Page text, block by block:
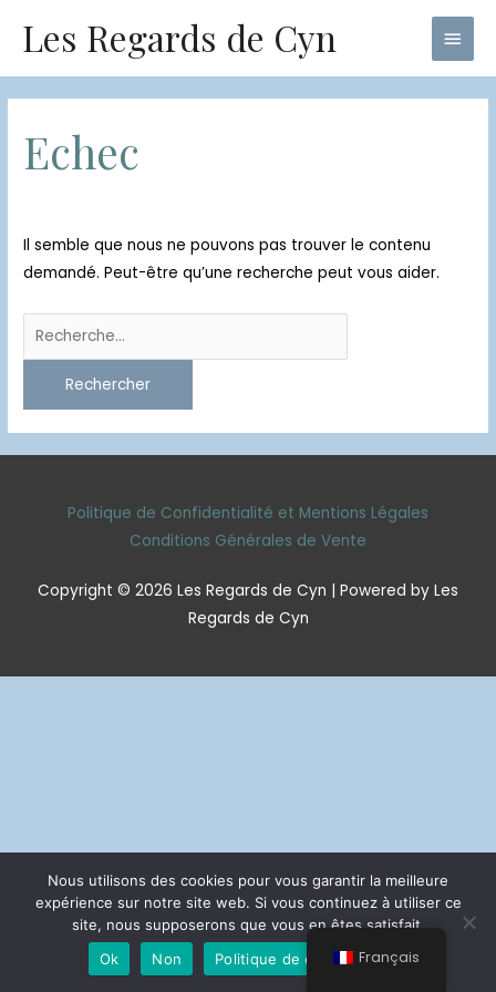
Les Regards de Cyn
Echec
Il semble que nous ne pouvons pas trouver le contenu
demandé. Peut-être qu’une recherche peut vous aider.
Politique de Confidentialité et Mentions Légales
Conditions Générales de Vente
Copyright © 2026 Les Regards de Cyn | Powered by Les
Regards de Cyn
Français
Nous utilisons des cookies pour vous garantir la meilleure
expérience sur notre site web. Si vous continuez à utiliser ce
site, nous supposerons que vous en êtes satisfait.
Ok
Non Politique de confidentialité